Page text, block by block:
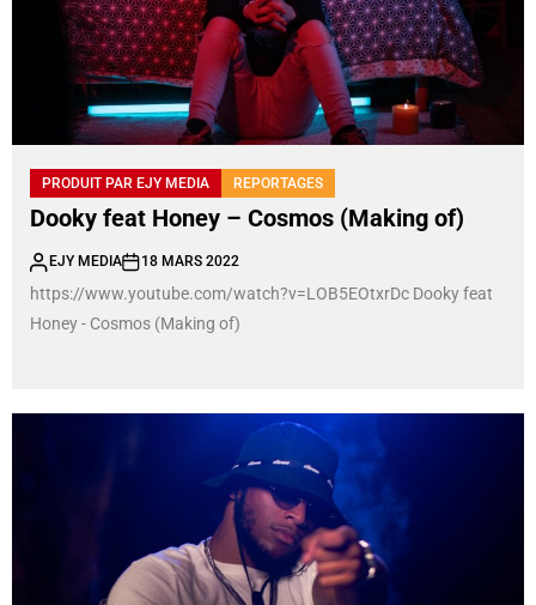
PRODUIT PAR EJY MEDIA REPORTAGES
Dooky feat Honey – Cosmos (Making of)
EJY MEDIA 18 MARS 2022
https://www.youtube.com/watch?v=LOB5EOtxrDc Dooky feat
Honey - Cosmos (Making of)